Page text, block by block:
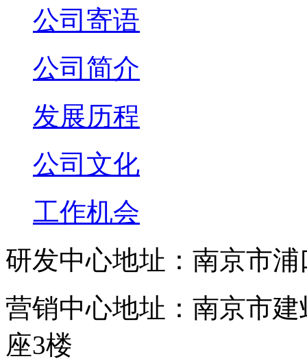
公司寄语
公司简介
发展历程
公司文化
工作机会
研发中心地址：南京市
营销中心地址：南京市
座3楼